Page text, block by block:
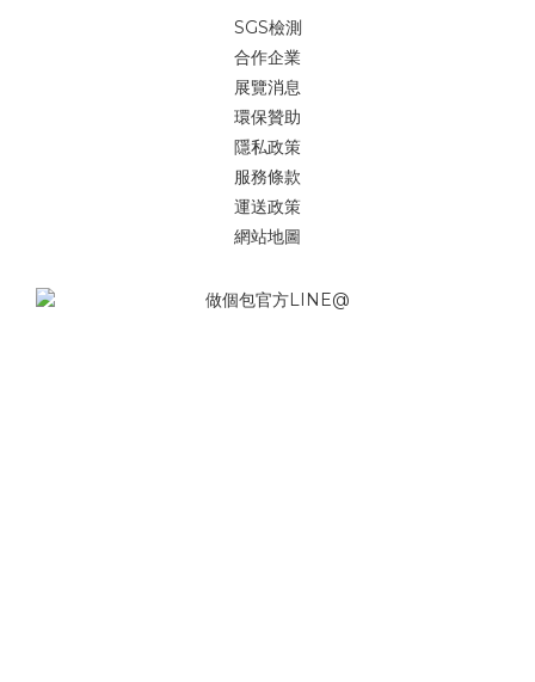
SGS檢測
合作企業
展覽消息
環保贊助
隱私政策
服務條款
運送政策
網站地圖